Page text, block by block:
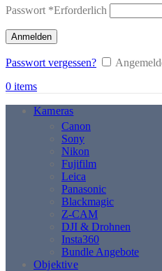
Passwort *Erforderlich
Anmelden
Passwort vergessen?
0 items
Kameras
Canon
Sony
Nikon
Fujifilm
Leica
Panasonic
Blackmagic
Z-CAM
DJI & Drohnen
Insta360
Bundle Angebote
Objektive